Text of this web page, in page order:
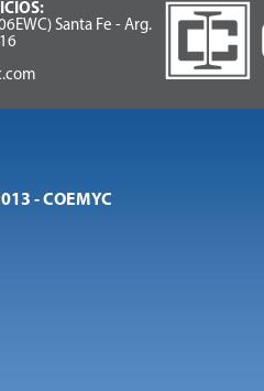
Santa Fe - Arg.
- COEMYC